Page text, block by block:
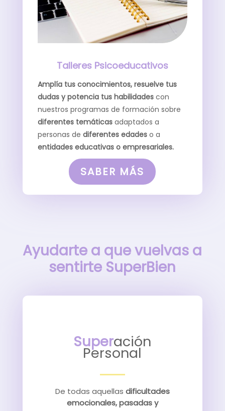
Talleres Psicoeducativos
Amplía tus conocimientos, resuelve tus
dudas y potencia tus habilidadescon
nuestros programas de formación sobre
diferentes temáticasadaptados a
personas de diferentes edades o a
entidades educativas o empresariales.
SABER MÁS
Ayudarte a que vuelvas a
sentirte SuperBien
Superación
Personal
De todas aquellas dificultades
emocionales, pasadas y